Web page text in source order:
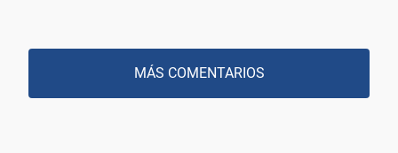
MÁS COMENTARIOS